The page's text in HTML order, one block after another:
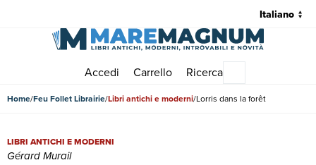
Accedi Carrello Ricerca
Home Feu Follet Librairie Libri antichi e moderni Lorris dans la forêt
Lorris dans la forêt | Libri antichi e moderni | Gérard Murail
LIBRI ANTICHI E MODERNI
Gérard Murail